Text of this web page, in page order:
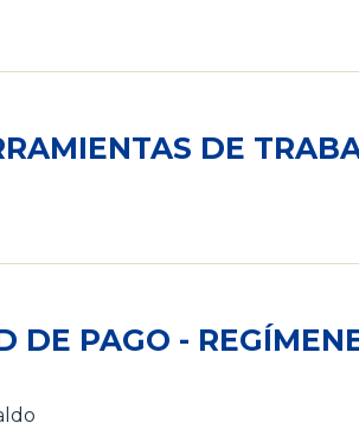
DE
DE PAGO -